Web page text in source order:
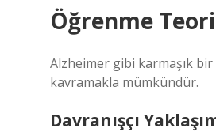
Öğrenme
Alzheimer gibi karmaşık
kavramakla mümkündür.
Davranışçı